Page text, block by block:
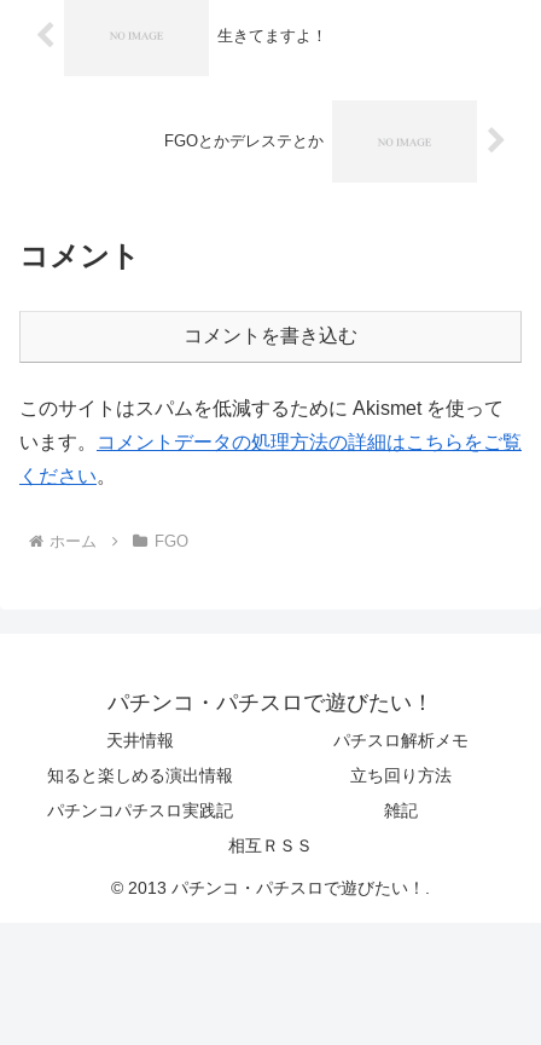
生きてますよ！
FGOとかデレステとか
コメント
コメントを書き込む
このサイトはスパムを低減するために Akismet を使って
います。
コメントデータの処理方法の詳細はこちらをご覧
ください。
ホーム FGO
パチンコ・パチスロで遊びたい！
天井情報
パチスロ解析メモ
知ると楽しめる演出情報
立ち回り方法
パチンコパチスロ実践記
雑記
相互ＲＳＳ
© 2013 パチンコ・パチスロで遊びたい！.